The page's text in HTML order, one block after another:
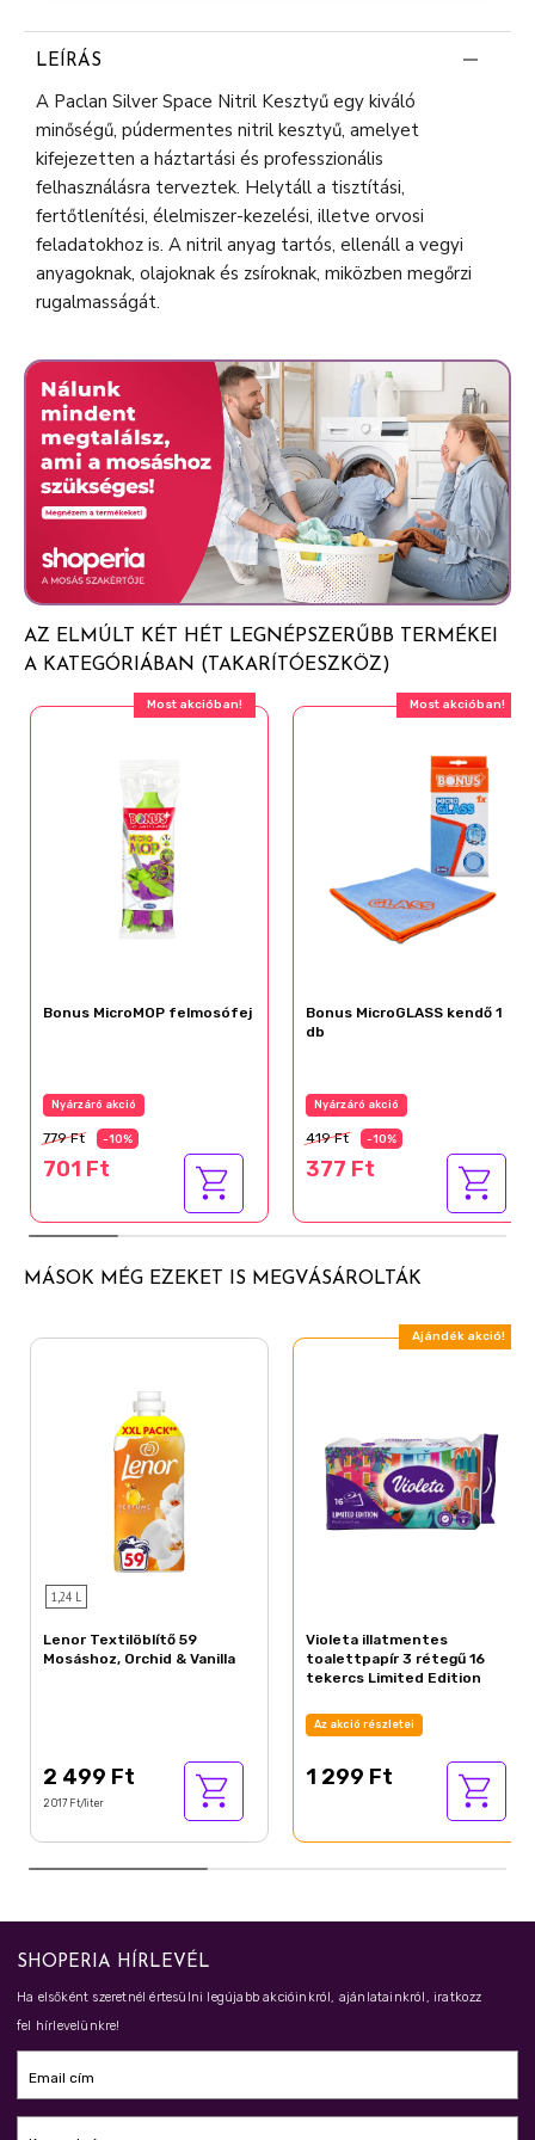
LEÍRÁS
A Paclan Silver Space Nitril Kesztyű egy kiváló
minőségű, púdermentes nitril kesztyű, amelyet
kifejezetten a háztartási és professzionális
felhasználásra terveztek. Helytáll a tisztítási,
fertőtlenítési, élelmiszer-kezelési, illetve orvosi
feladatokhoz is. A nitril anyag tartós, ellenáll a vegyi
anyagoknak, olajoknak és zsíroknak, miközben megőrzi
rugalmasságát.
AZ ELMÚLT KÉT HÉT LEGNÉPSZERŰBB TERMÉKEI
A KATEGÓRIÁBAN (TAKARÍTÓESZKÖZ)
Most akcióban!
Bonus MicroMOP felmosófej
Nyárzáró akció
779 Ft -10%
701 Ft
Most akcióban!
Bonus MicroGLASS kendő 1
db
Nyárzáró akció
419 Ft -10%
377 Ft
MÁSOK MÉG EZEKET IS MEGVÁSÁROLTÁK
1,24 L
Lenor Textilöblítő 59
Mosáshoz, Orchid & Vanilla
2 499 Ft
2 017 Ft/liter
Ajándék akció!
Violeta illatmentes
toalettpapír 3 rétegű 16
tekercs Limited Edition
Az akció részletei
1 299 Ft
SHOPERIA HÍRLEVÉL
Ha elsőként szeretnél értesülni legújabb akcióinkról, ajánlatainkról, iratkozz
fel hírlevelünkre!
Email cím